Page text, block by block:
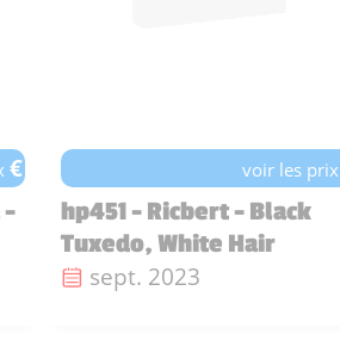
€
-
voir les prix
hp451 - Ricbert - Black
Tuxedo, White Hair
Date de sortie :
sept. 2023